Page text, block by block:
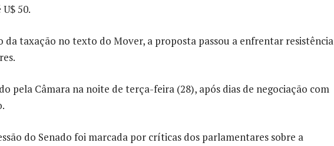
50.
da taxação no texto do Mover, a proposta passou a enfrentar resistência
pela Câmara na noite de terça-feira (28), após dias de negociação com
do Senado foi marcada por críticas dos parlamentares sobre a